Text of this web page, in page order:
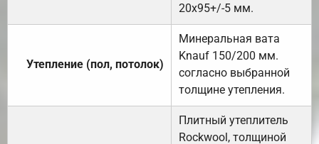
20х95+/-5 мм.
Утепление (пол, потолок)
Минеральная вата
Knauf 150/200 мм.
согласно выбранной
толщине утепления.
Плитный утеплитель
Rockwool, толщиной